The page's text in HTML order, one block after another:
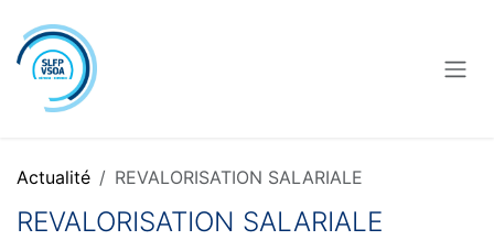
Actualité REVALORISATION SALARIALE
REVALORISATION SALARIALE